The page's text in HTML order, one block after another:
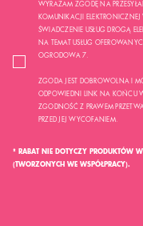
WYRAŻAM ZGODĘ NA
KOMUNIKACJI
ŚWIADCZENIE USŁUG DROGĄ
NA TEMAT USŁUG
OGRODOWA 7.
ZGODA JEST DOBROWOLNA I
ODPOWIEDNI LINK NA KOŃCU
ZGODNOŚĆ Z PRAWEM
PRZED JEJ WYCOFANIEM.
* RABAT NIE DOTYCZY PRODUKTÓW
(TWORZONYCH WE WSPÓŁPRACY).